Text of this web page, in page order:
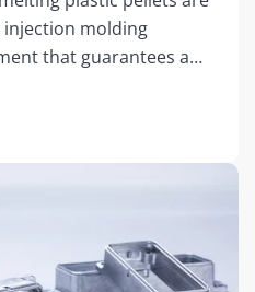
injection molding
that guarantees a…